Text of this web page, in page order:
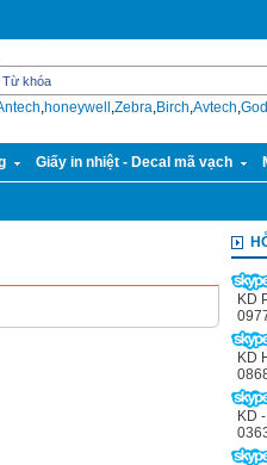
,honeywell ,Zebra,Birch,Avtech,
Giấy in nhiệt - Decal mã vạch
KD
KD
KD